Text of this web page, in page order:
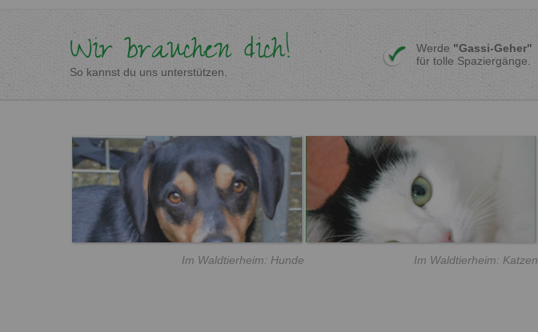
Wir brauchen dich!
So kannst du uns unterstützen.
Werde "Gassi-Geher"
für tolle Spaziergänge.
Im Waldtierheim: Hunde Im Waldtierheim: Katzen